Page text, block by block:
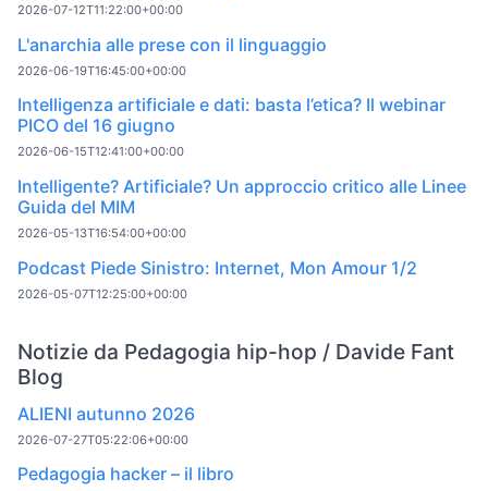
2026-07-12T11:22:00+00:00
L'anarchia alle prese con il linguaggio
2026-06-19T16:45:00+00:00
Intelligenza artificiale e dati: basta l’etica? Il webinar
PICO del 16 giugno
2026-06-15T12:41:00+00:00
Intelligente? Artificiale? Un approccio critico alle Linee
Guida del MIM
2026-05-13T16:54:00+00:00
Podcast Piede Sinistro: Internet, Mon Amour 1/2
2026-05-07T12:25:00+00:00
Notizie da Pedagogia hip-hop / Davide Fant
Blog
ALIENI autunno 2026
2026-07-27T05:22:06+00:00
Pedagogia hacker – il libro